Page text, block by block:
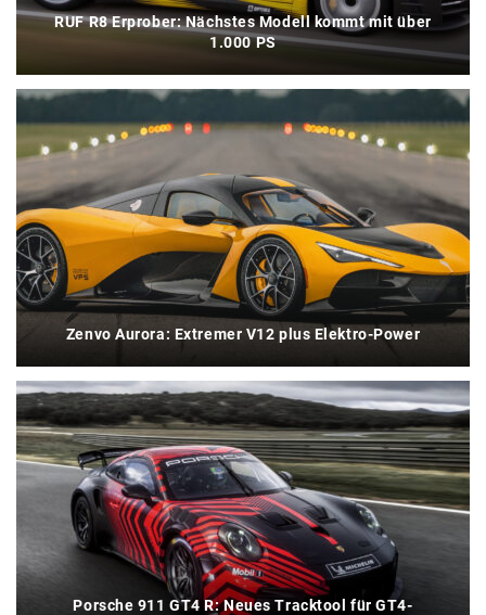
RUF R8 Erprober: Nächstes Modell kommt mit über
1.000 PS
Zenvo Aurora: Extremer V12 plus Elektro-Power
Porsche 911 GT4 R: Neues Tracktool für GT4-